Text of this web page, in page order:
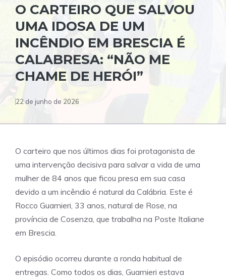
O CARTEIRO QUE SALVOU
UMA IDOSA DE UM
INCÊNDIO EM BRESCIA É
CALABRESA: “NÃO ME
CHAME DE HERÓI”
22 de junho de 2026
O carteiro que nos últimos dias foi protagonista de
uma intervenção decisiva para salvar a vida de uma
mulher de 84 anos que ficou presa em sua casa
devido a um incêndio é natural da Calábria. Este é
Rocco Guarnieri, 33 anos, natural de Rose, na
província de Cosenza, que trabalha na Poste Italiane
em Brescia.
O episódio ocorreu durante a ronda habitual de
entregas. Como todos os dias, Guarnieri estava